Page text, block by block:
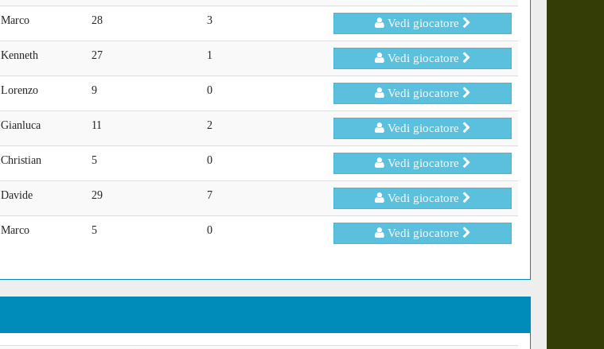
Marco 28 3 Vedi giocatore
Kenneth 27 1 Vedi giocatore
Lorenzo 9 0 Vedi giocatore
Gianluca 11 2 Vedi giocatore
Christian 5 0 Vedi giocatore
Davide 29 7 Vedi giocatore
Marco 5 0 Vedi giocatore